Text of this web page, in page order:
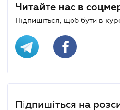
Читайте нас в
Підпишіться, щоб бути в
Підпишіться на